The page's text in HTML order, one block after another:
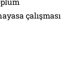
çalışması